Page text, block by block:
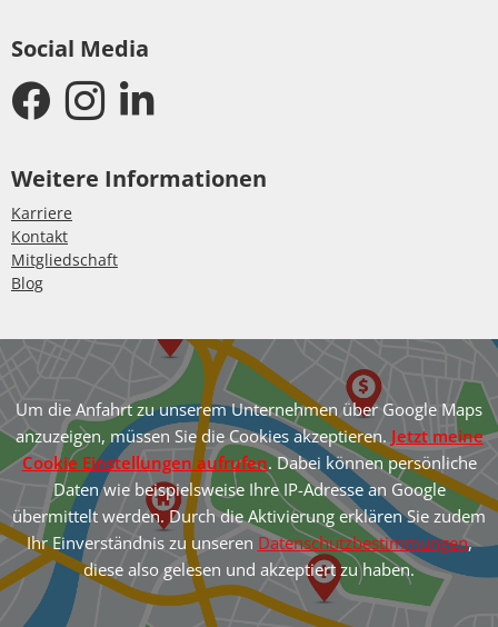
Social Media
Weitere Informationen
Karriere
Kontakt
Mitgliedschaft
Blog
Um die Anfahrt zu unserem Unternehmen über Google Maps
anzuzeigen, müssen Sie die Cookies akzeptieren. Jetzt meine
Cookie Einstellungen aufrufen. Dabei können persönliche
Daten wie beispielsweise Ihre IP-Adresse an Google
übermittelt werden. Durch die Aktivierung erklären Sie zudem
Ihr Einverständnis zu unseren Datenschutzbestimmungen,
diese also gelesen und akzeptiert zu haben.